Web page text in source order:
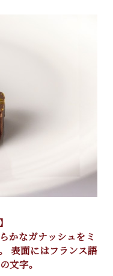
かなガナッシュをミ
表面にはフランス語
文字。